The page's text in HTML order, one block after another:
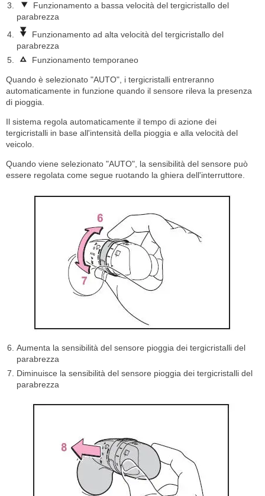
Funzionamento a bassa velocità del tergicristallo del
parabrezza
Funzionamento ad alta velocità del tergicristallo del
parabrezza
Funzionamento temporaneo
Quando è selezionato "AUTO", i tergicristalli entreranno
automaticamente in funzione quando il sensore rileva la presenza
di pioggia.
Il sistema regola automaticamente il tempo di azione dei
tergicristalli in base all'intensità della pioggia e alla velocità del
veicolo.
Quando viene selezionato "AUTO", la sensibilità del sensore può
essere regolata come segue ruotando la ghiera dell'interruttore.
Aumenta la sensibilità del sensore pioggia dei tergicristalli del
parabrezza
Diminuisce la sensibilità del sensore pioggia dei tergicristalli del
parabrezza